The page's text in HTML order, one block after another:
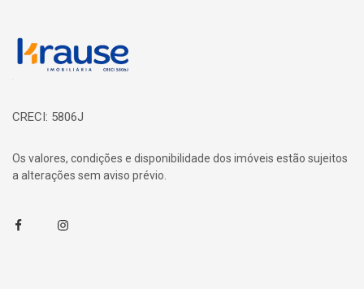
Página inicial
CRECI: 5806J
Os valores, condições e disponibilidade dos imóveis estão sujeitos
a alterações sem aviso prévio.
FacebookInstagram